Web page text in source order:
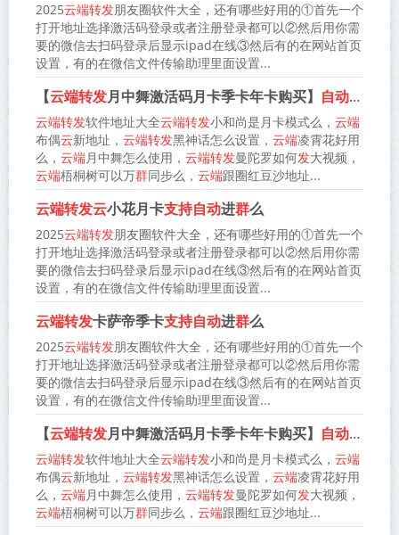
2025云端转发朋友圈软件大全，还有哪些好用的①首先一个
打开地址选择激活码登录或者注册登录都可以②然后用你需
要的微信去扫码登录后显示ipad在线③然后有的在网站首页
设置，有的在微信文件传输助理里面设置...
【云端转发月中舞激活码月卡季卡年卡购买】 自动回复
云端转发软件地址大全云端转发小和尚是月卡模式么， 云端
布偶云新地址， 云端转发黑神话怎么设置， 云端凌霄花好用
么， 云端月中舞怎么使用， 云端转发曼陀罗如何发大视频，
云端梧桐树可以万群同步么， 云端跟圈红豆沙地址...
云端转发云小花月卡支持自动进群么
2025云端转发朋友圈软件大全，还有哪些好用的①首先一个
打开地址选择激活码登录或者注册登录都可以②然后用你需
要的微信去扫码登录后显示ipad在线③然后有的在网站首页
设置，有的在微信文件传输助理里面设置...
云端转发卡萨帝季卡支持自动进群么
2025云端转发朋友圈软件大全，还有哪些好用的①首先一个
打开地址选择激活码登录或者注册登录都可以②然后用你需
要的微信去扫码登录后显示ipad在线③然后有的在网站首页
设置，有的在微信文件传输助理里面设置...
【云端转发月中舞激活码月卡季卡年卡购买】 自动回复
云端转发软件地址大全云端转发小和尚是月卡模式么， 云端
布偶云新地址， 云端转发黑神话怎么设置， 云端凌霄花好用
么， 云端月中舞怎么使用， 云端转发曼陀罗如何发大视频，
云端梧桐树可以万群同步么， 云端跟圈红豆沙地址...